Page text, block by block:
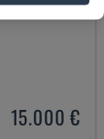
15.000 €